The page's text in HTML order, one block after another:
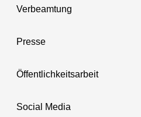
Verbeamtung
Presse
Öffentlichkeitsarbeit
Social Media